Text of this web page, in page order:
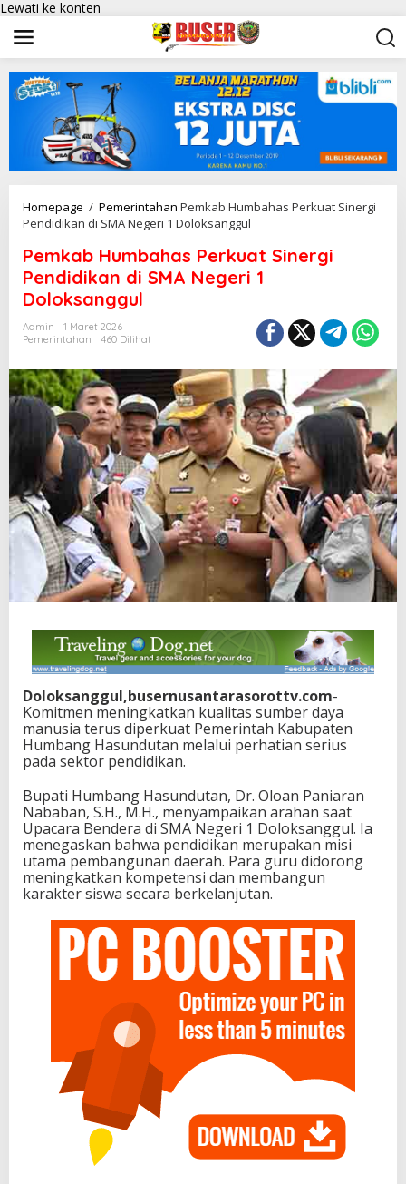
Lewati ke konten
Homepage / Pemerintahan Pemkab Humbahas Perkuat Sinergi
Pendidikan di SMA Negeri 1 Doloksanggul
Pemkab Humbahas Perkuat Sinergi
Pendidikan di SMA Negeri 1
Doloksanggul
Admin
1 Maret 2026
Pemerintahan
460 Dilihat
Doloksanggul,busernusantarasorottv.com-
Komitmen meningkatkan kualitas sumber daya
manusia terus diperkuat Pemerintah Kabupaten
Humbang Hasundutan melalui perhatian serius
pada sektor pendidikan.
Bupati Humbang Hasundutan, Dr. Oloan Paniaran
Nababan, S.H., M.H., menyampaikan arahan saat
Upacara Bendera di SMA Negeri 1 Doloksanggul. Ia
menegaskan bahwa pendidikan merupakan misi
utama pembangunan daerah. Para guru didorong
meningkatkan kompetensi dan membangun
karakter siswa secara berkelanjutan.